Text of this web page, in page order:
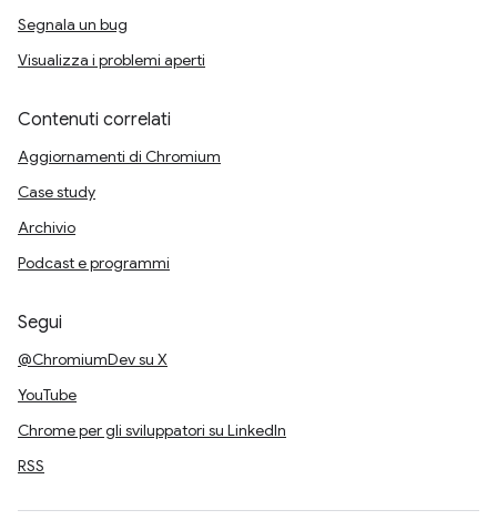
Segnala un bug
Visualizza i problemi aperti
Contenuti correlati
Aggiornamenti di Chromium
Case study
Archivio
Podcast e programmi
Segui
@ChromiumDev su X
YouTube
Chrome per gli sviluppatori su LinkedIn
RSS